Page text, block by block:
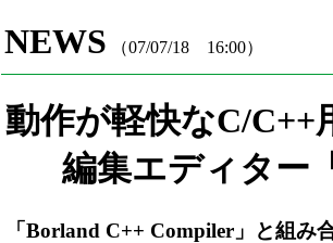
NEWS （07/07/18 16:00）
動作が軽快なC/C++
編集エディター
「Borland C++ Compiler」と組み